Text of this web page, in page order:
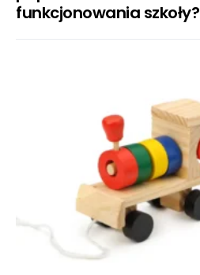
funkcjonowania szkoły?